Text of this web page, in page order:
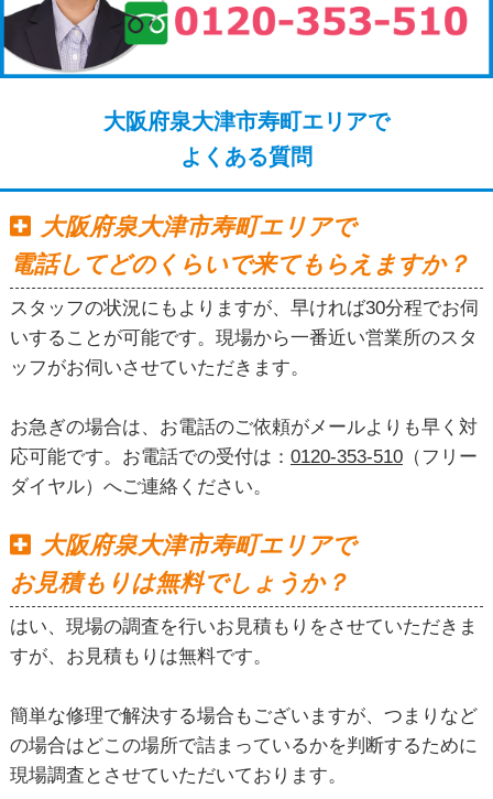
大阪府泉大津市寿町エリアで
よくある質問
大阪府泉大津市寿町エリアで
電話してどのくらいで来てもらえますか？
スタッフの状況にもよりますが、早ければ30分程でお伺
いすることが可能です。現場から一番近い営業所のスタ
ッフがお伺いさせていただきます。
お急ぎの場合は、お電話のご依頼がメールよりも早く対
応可能です。お電話での受付は： 0120-353-510（フリー
ダイヤル）へご連絡ください。
大阪府泉大津市寿町エリアで
お見積もりは無料でしょうか？
はい、現場の調査を行いお見積もりをさせていただきま
すが、お見積もりは無料です。
簡単な修理で解決する場合もございますが、つまりなど
の場合はどこの場所で詰まっているかを判断するために
現場調査とさせていただいております。